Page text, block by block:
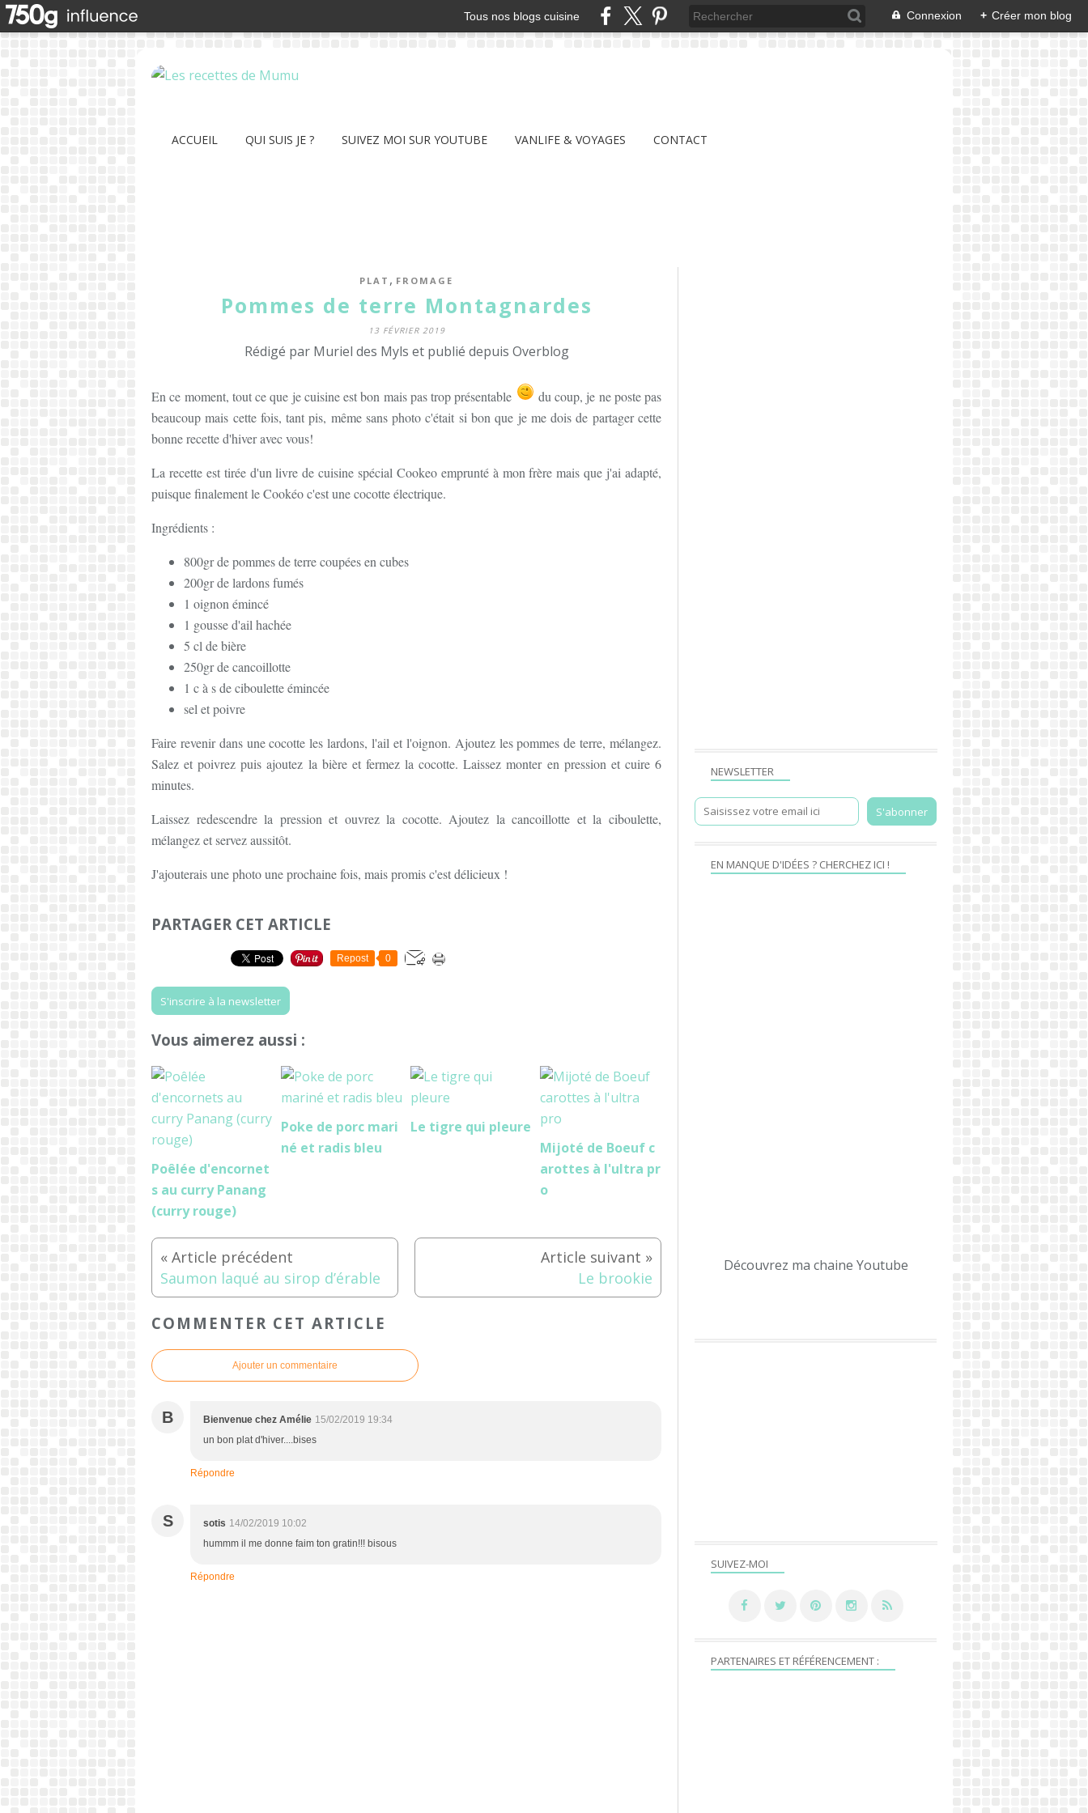
Tous nos blogs cuisine Connexion + Créer mon blog
ACCUEIL QUI SUIS JE ? SUIVEZ MOI SUR YOUTUBE VANLIFE & VOYAGES CONTACT
PLAT , FROMAGE
Pommes de terre Montagnardes
13 FÉVRIER 2019
Rédigé par Muriel des Myls et publié depuis Overblog
En ce moment, tout ce que je cuisine est bon mais pas trop présentable
du coup, je ne poste pas
beaucoup mais cette fois, tant pis, même sans photo c'était si bon que je me dois de partager cette
bonne recette d'hiver avec vous!
La recette est tirée d'un livre de cuisine spécial Cookeo emprunté à mon frère mais que j'ai adapté,
puisque finalement le Cookéo c'est une cocotte électrique.
Ingrédients :
800gr de pommes de terre coupées en cubes
200gr de lardons fumés
1 oignon émincé
1 gousse d'ail hachée
5 cl de bière
250gr de cancoillotte
1 c à s de ciboulette émincée
sel et poivre
Faire revenir dans une cocotte les lardons, l'ail et l'oignon. Ajoutez les pommes de terre, mélangez.
Salez et poivrez puis ajoutez la bière et fermez la cocotte. Laissez monter en pression et cuire 6
minutes.
Laissez redescendre la pression et ouvrez la cocotte. Ajoutez la cancoillotte et la ciboulette,
mélangez et servez aussitôt.
J'ajouterais une photo une prochaine fois, mais promis c'est délicieux !
PARTAGER CET ARTICLE
Repost 0
S'inscrire à la newsletter
Vous aimerez aussi :
Poêlée d'encornet
s au curry Panang
(curry rouge)
Poke de porc mari
né et radis bleu
Le tigre qui pleure
Mijoté de Boeuf c
arottes à l'ultra pr
o
Saumon laqué au sirop d’érable Le brookie
COMMENTER CET ARTICLE
Ajouter un commentaire
B Bienvenue chez Amélie 15/02/2019 19:34
un bon plat d'hiver....bises
Répondre
S sotis 14/02/2019 10:02
hummm il me donne faim ton gratin!!! bisous
Répondre
NEWSLETTER
SUIVEZ-MOI
EN MANQUE D'IDÉES ? CHERCHEZ ICI !
Découvrez ma chaine Youtube
PARTENAIRES ET RÉFÉRENCEMENT :